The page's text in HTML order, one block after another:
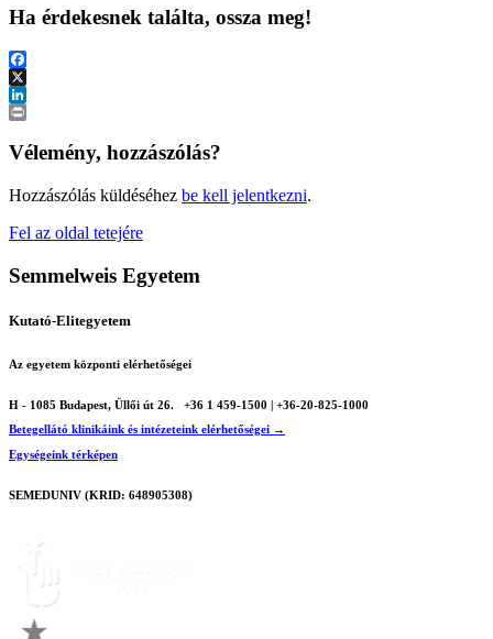
Ha érdekesnek találta, ossza meg!
Facebook
X
LinkedIn
Vélemény, hozzászólás?
Hozzászólás küldéséhez be kell jelentkezni.
Fel az oldal tetejére
Semmelweis Egyetem
Kutató-Elitegyetem
Az egyetem központi elérhetőségei
H - 1085 Budapest, Üllői út 26.
+36 1 459-1500 | +36-20-825-1000
Betegellátó klinikáink és intézeteink elérhetőségei →
Egységeink térképen
SEMEDUNIV (KRID: 648905308)